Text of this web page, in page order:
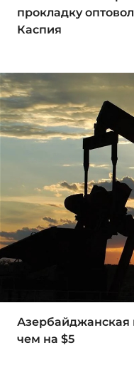
прокладку
Каспия
Азербайджанская
чем на $5